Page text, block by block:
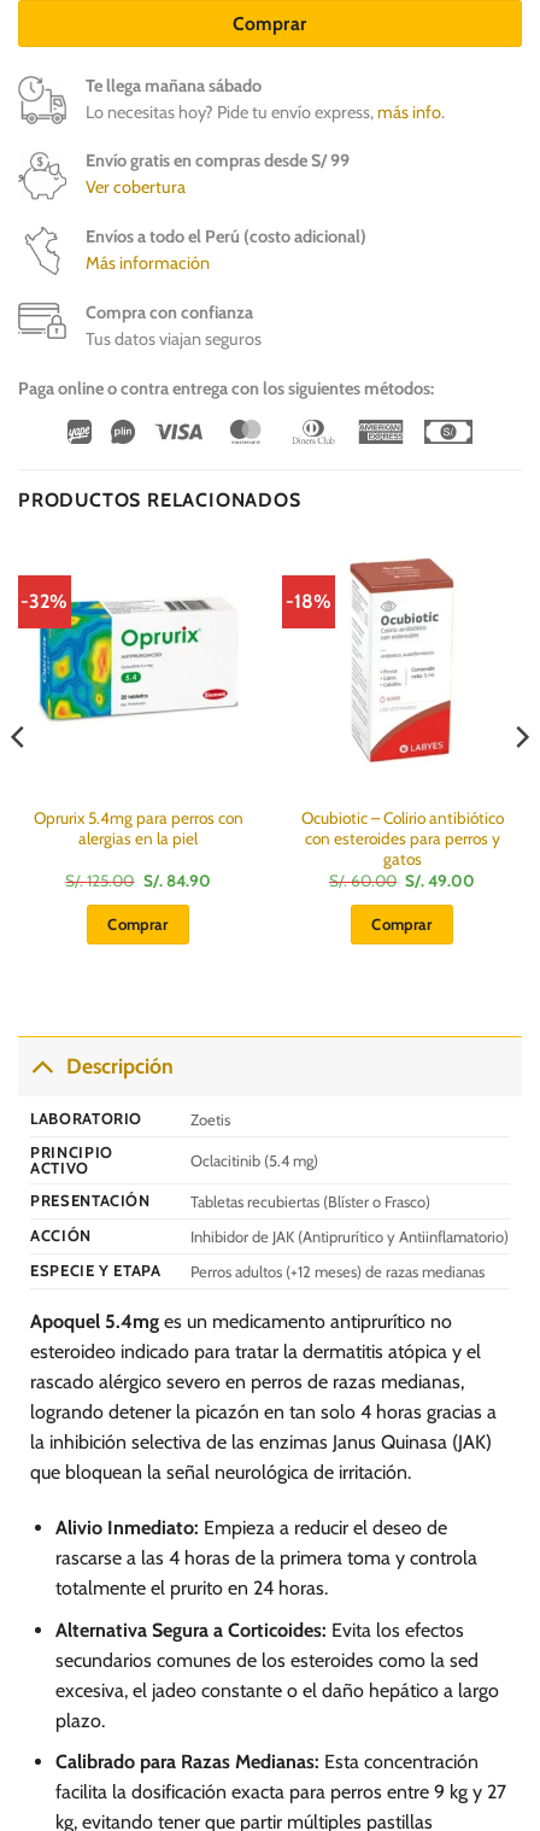
Comprar
Te llega mañana sábado
Lo necesitas hoy? Pide tu envío express,más info.
Envío gratis en compras desde S/ 99
Ver cobertura
Envíos a todo el Perú (costo adicional)
Más información
Compra con confianza
Tus datos viajan seguros
Paga online o contra entrega con los siguientes métodos:
Wirecard
Vipps Visa MasterCardDinners
American
PRODUCTOS RELACIONADOS
-32%
Oprurix 5.4mg para perros con
alergias en la piel
S/.125.00 El
precio
original
era:
S/.
S/.84.90El
Comprar
-18%
Ocubiotic – Colirio antibiótico
con esteroides para perros y
gatos
S/.60.00 El
precio
original
era:
S/.
S/.49.00
Comprar
Descripción
LABORATORIO
Zoetis
PRINCIPIO
ACTIVO
Oclacitinib (5.4 mg)
PRESENTACIÓN
Tabletas recubiertas (Blíster o Frasco)
ACCIÓN
Inhibidor de JAK (Antiprurítico y Antiinflamatorio)
ESPECIE Y ETAPA
Perros adultos (+12 meses) de razas medianas
Apoquel 5.4mg es un medicamento antiprurítico no
esteroideo indicado para tratar la dermatitis atópica y el
rascado alérgico severo en perros de razas medianas,
logrando detener la picazón en tan solo 4 horas gracias a
la inhibición selectiva de las enzimas Janus Quinasa (JAK)
que bloquean la señal neurológica de irritación.
Alivio Inmediato: Empieza a reducir el deseo de
rascarse a las 4 horas de la primera toma y controla
totalmente el prurito en 24 horas.
Alternativa Segura a Corticoides: Evita los efectos
secundarios comunes de los esteroides como la sed
excesiva, el jadeo constante o el daño hepático a largo
plazo.
Calibrado para Razas Medianas: Esta concentración
facilita la dosificación exacta para perros entre 9 kg y 27
kg, evitando tener que partir múltiples pastillas